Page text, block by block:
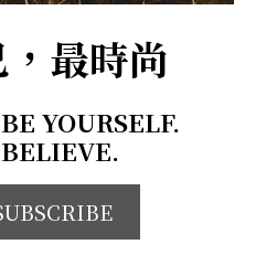
最時尚
YOURSELF.